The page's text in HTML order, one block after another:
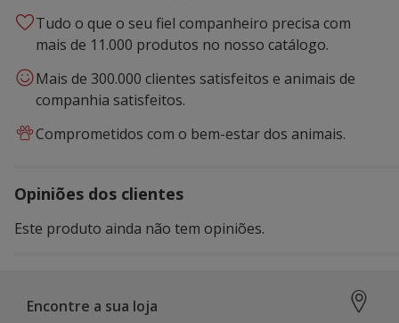
Tudo o que o seu fiel companheiro precisa com
mais de 11.000 produtos no nosso catálogo.
Mais de 300.000 clientes satisfeitos e animais de
companhia satisfeitos.
Comprometidos com o bem-estar dos animais.
Opiniões dos clientes
Este produto ainda não tem opiniões.
Encontre a sua loja